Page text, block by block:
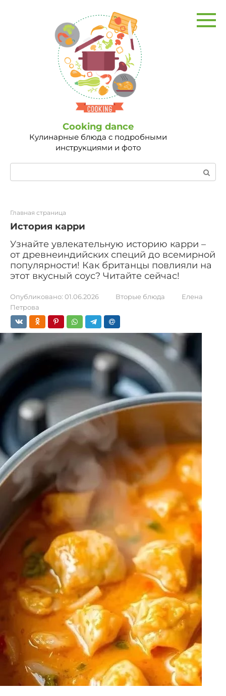
Сooking dance
Кулинарные блюда с подробными
инструкциями и фото
Поиск:
Главная страница
История карри
Узнайте увлекательную историю карри –
от древнеиндийских специй до всемирной
популярности! Как британцы повлияли на
этот вкусный соус? Читайте сейчас!
Опубликовано: 01.06.2026 Вторые блюда
Елена
Петрова